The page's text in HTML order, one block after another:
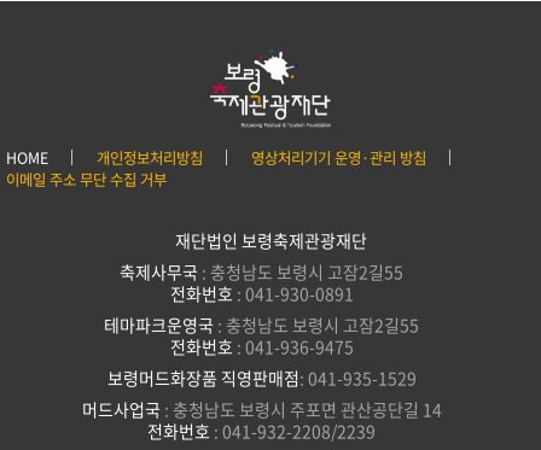
HOME 개인정보처리방침
영상처리기기 운영·관리 방침
이메일 주소 무단 수집 거부
재단법인 보령축제관광재단
축제사무국 : 충청남도 보령시 고잠2길55
전화번호 : 041-930-0891
테마파크운영국 : 충청남도 보령시 고잠2길55
전화번호 : 041-936-9475
보령머드화장품 직영판매점: 041-935-1529
머드사업국 : 충청남도 보령시 주포면 관산공단길 14
전화번호 : 041-932-2208/2239